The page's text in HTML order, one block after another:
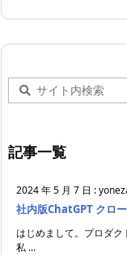
記事一覧
2024 年 5 月 7 日 :
社内版ChatGPT クロ
はじめまして。プロダ
私 ...